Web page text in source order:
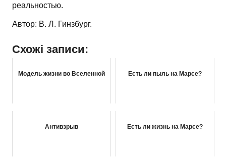
реальностью.
Автор: В. Л. Гинзбург.
Схожі записи:
Модель жизни во Вселенной Есть ли пыль на Марсе?
Антивзрыв Есть ли жизнь на Марсе?